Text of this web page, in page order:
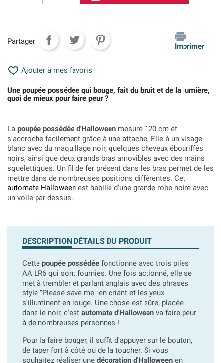
Partager
Imprimer
 Ajouter à mes favoris
Une poupée possédée qui bouge, fait du bruit et de la lumière,
quoi de mieux pour faire peur ?
La poupée possédée d'Halloween mesure 120 cm et
s'accroche facilement grâce à une attache. Elle à un visage
blanc avec du maquillage noir, quelques cheveux ébouriffés
noirs, ainsi que deux grands bras amovibles avec des mains
squelettiques. Un fil de fer présent dans les bras permet de les
mettre dans de nombreuses positions différentes. Cet
automate Halloween est habillé d'une grande robe noire avec
un voile par-dessus.
DESCRIPTION DÉTAILS DU PRODUIT
Cette poupée possédée fonctionne avec trois piles
AA LR6 qui sont fournies. Une fois actionné, elle se
met à trembler et parlant anglais avec des phrases
style "Please save me" en criant et les yeux
s'illuminent en rouge. Une chose est sûre, placée
dans le noir, c'est automate d'Halloween va faire peur
à de nombreuses personnes !
Pour la faire bouger, il suffit d'appuyer sur le bouton,
de taper fort à côté ou de la toucher. Si vous
souhaitez réaliser une décoration d'Halloween en